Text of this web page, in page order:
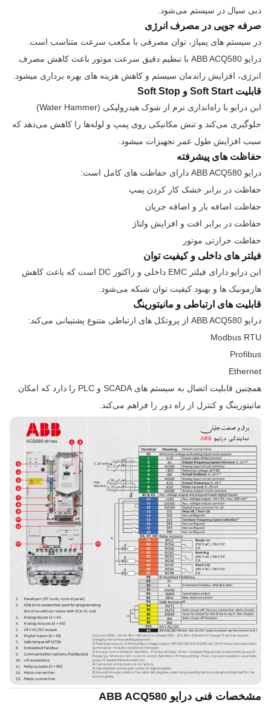
دبی سیال در سیستم می‌شود.
صرفه جویی در مصرف انرژی
در سیستم های پمپاژ، توان مصرفی با مکعب سرعت متناسب است.
درایو ABB ACQ580 با تنظیم دقیق سرعت موتور باعث کاهش مصرف
انرژی، افزایش راندمان سیستم و کاهش هزینه های بهره برداری میشود.
قابلیت Soft Start و Soft Stop
این درایو با راه‌اندازی نرم از شوک هیدرولیکی (Water Hammer)
جلوگیری می‌کند و تنش مکانیکی روی پمپ و لوله‌ها را کاهش می‌دهد که
سبب افزایش طول عمر تجهیزات میشود.
حفاظت های پیشرفته
درایو ABB ACQ580 دارای حفاظت های کامل است:
حفاظت در برابر خشک کار کردن پمپ
حفاظت اضافه بار و اضافه جریان
حفاظت در برابر افت و افزایش ولتاژ
حفاظت حرارتی موتور
فیلتر های داخلی و کیفیت توان
این درایو دارای فیلتر EMC داخلی و راکتور DC است که باعث کاهش
هارمونیک ها و بهبود کیفیت توان شبکه می‌شود.
قابلیت های ارتباطی و مانیتورینگ
درایو ABB ACQ580 از پروتکل های ارتباطی متنوع پشتیبانی می‌کند:
Modbus RTU
Profibus
Ethernet
همچنین قابلیت اتصال به سیستم های SCADA و PLC را دارد که امکان
مانیتورینگ و کنترل از راه دور را فراهم می‌کند.
مشخصات فنی درایو ABB ACQ580